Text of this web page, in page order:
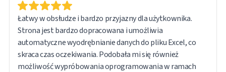
Łatwy w obsłudze i bardzo przyjazny dla użytkownika.
Strona jest bardzo dopracowana i umożliwia
automatyczne wyodrębnianie danych do pliku Excel, co
skraca czas oczekiwania. Podobała mi się również
możliwość wypróbowania oprogramowania w ramach